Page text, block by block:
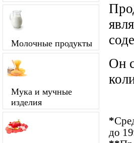
Молочные продукты
Мука и мучные
изделия
Он
*
до